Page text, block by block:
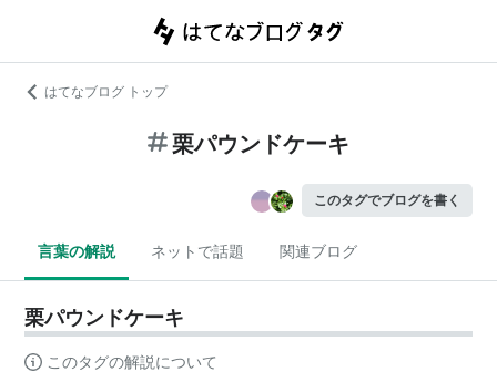
はてなブログ トップ
栗パウンドケーキ
このタグでブログを書く
言葉の解説 ネットで話題 関連ブログ
栗パウンドケーキ
このタグの解説について